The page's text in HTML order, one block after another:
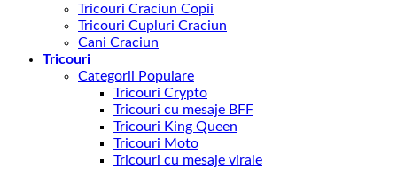
Tricouri Craciun Copii
Tricouri Cupluri Craciun
Cani Craciun
Tricouri
Categorii Populare
Tricouri Crypto
Tricouri cu mesaje BFF
Tricouri King Queen
Tricouri Moto
Tricouri cu mesaje virale